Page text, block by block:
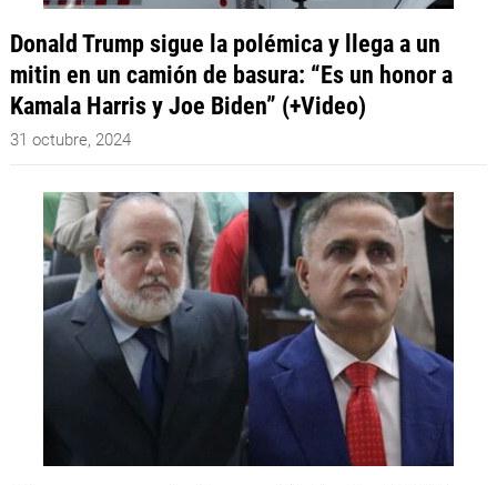
Donald Trump sigue la polémica y llega a un
mitin en un camión de basura: “Es un honor a
Kamala Harris y Joe Biden” (+Video)
31 octubre, 2024